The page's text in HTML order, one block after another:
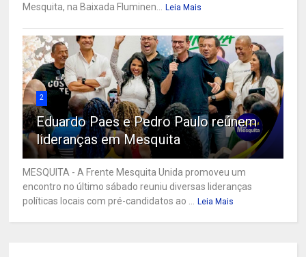
Mesquita, na Baixada Fluminen...
Leia Mais
2
Eduardo Paes e Pedro Paulo reúnem
lideranças em Mesquita
MESQUITA - A Frente Mesquita Unida promoveu um
encontro no último sábado reuniu diversas lideranças
políticas locais com pré-candidatos ao ...
Leia Mais